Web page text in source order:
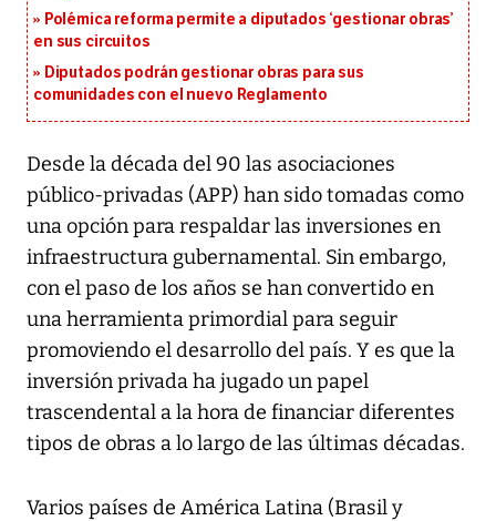
Polémica reforma permite a diputados ‘gestionar obras’
en sus circuitos
Diputados podrán gestionar obras para sus
comunidades con el nuevo Reglamento
Desde la década del 90 las asociaciones
público-privadas (APP) han sido tomadas como
una opción para respaldar las inversiones en
infraestructura gubernamental. Sin embargo,
con el paso de los años se han convertido en
una herramienta primordial para seguir
promoviendo el desarrollo del país. Y es que la
inversión privada ha jugado un papel
trascendental a la hora de financiar diferentes
tipos de obras a lo largo de las últimas décadas.
Varios países de América Latina (Brasil y